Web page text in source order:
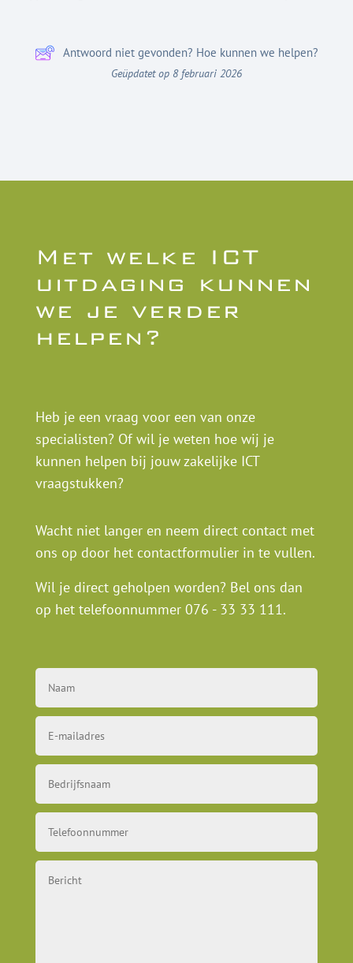
Antwoord niet gevonden? Hoe kunnen we helpen?
Geüpdatet op 8 februari 2026
Met welke ICT
uitdaging kunnen
we je verder
helpen?
Heb je een vraag voor een van onze
specialisten? Of wil je weten hoe wij je
kunnen helpen bij jouw zakelijke ICT
vraagstukken?
Wacht niet langer en neem direct contact met
ons op door het contactformulier in te vullen.
Wil je direct geholpen worden? Bel ons dan
op het telefoonnummer 076 - 33 33 111.